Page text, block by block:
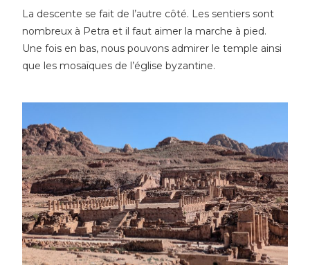
La descente se fait de l’autre côté. Les sentiers sont
nombreux à Petra et il faut aimer la marche à pied.
Une fois en bas, nous pouvons admirer le temple ainsi
que les mosaïques de l’église byzantine.